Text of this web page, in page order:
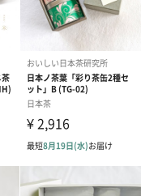
ビタミンC
プ「10g×8パックの4袋
・和紅茶≫